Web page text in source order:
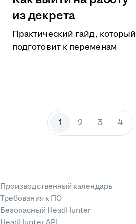
из декрета
Практический гайд, который
подготовит к переменам
1 2 3 4
Производственный календарь
Требования к ПО
Безопасный HeadHunter